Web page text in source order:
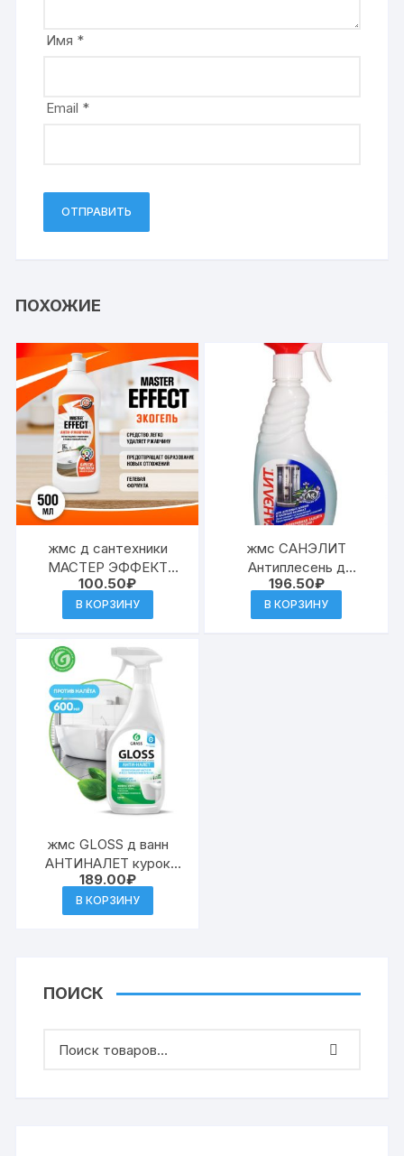
Имя *
Email *
ПОХОЖИЕ
жмс д сантехники
МАСТЕР ЭФФЕКТ
ГЕЛЬ антиржавчина
500 мл (12) ЧС-257
100.50₽
В КОРЗИНУ
жмс САНЭЛИТ
Антиплесень д
душ.кабин и ванных
комнат с курком
500мл (16)
196.50₽
В КОРЗИНУ
жмс GLOSS д ванн
АНТИНАЛЕТ курок
600мл (12) к.126059
189.00₽
В КОРЗИНУ
ПОИСК